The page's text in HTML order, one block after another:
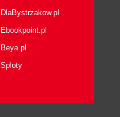
DlaBystrzakow.pl
Ebookpoint.pl
Beya.pl
Sploty